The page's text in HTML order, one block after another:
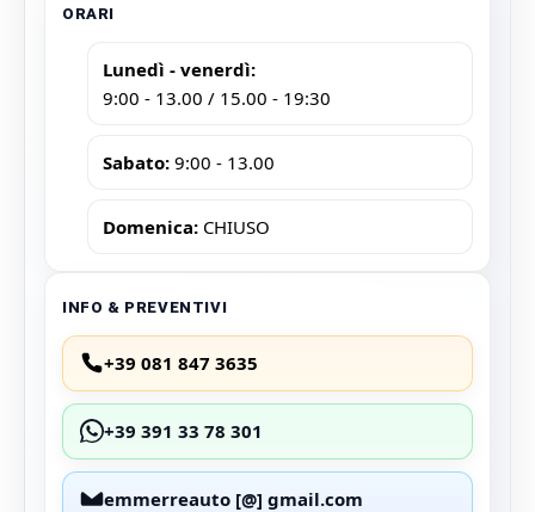
ORARI
Lunedì - venerdì:
9:00 - 13.00 / 15.00 - 19:30
Sabato: 9:00 - 13.00
Domenica: CHIUSO
INFO & PREVENTIVI
+39 081 847 3635
+39 391 33 78 301
emmerreauto [@] gmail.com